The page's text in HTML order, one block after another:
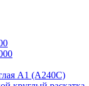
А1 (А240C)